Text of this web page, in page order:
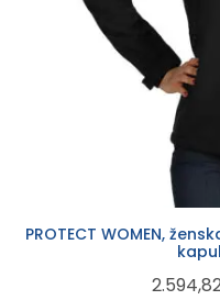
PROTECT WOMEN,